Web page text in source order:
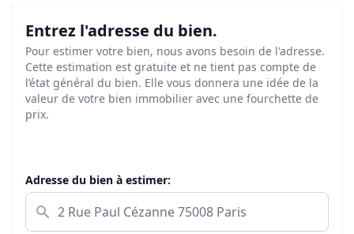
Entrez l'adresse du bien.
Pour estimer votre bien, nous avons besoin de l'adresse.
Cette estimation est gratuite et ne tient pas compte de
l’état général du bien. Elle vous donnera une idée de la
valeur de votre bien immobilier avec une fourchette de
prix.
Adresse du bien à estimer: